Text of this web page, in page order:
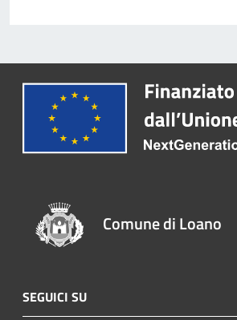
Comune di Loano
SEGUICI SU